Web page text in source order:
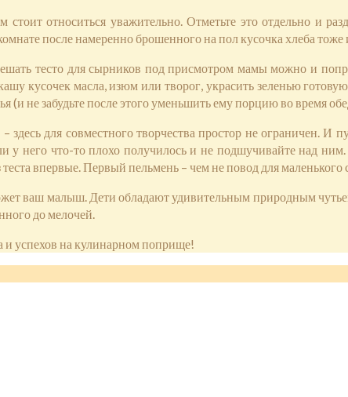
относиться уважительно. Отметьте это отдельно и
после намеренно брошенного на пол кусочка хлеба тоже
тесто для сырников под присмотром мамы можно и
кусочек масла, изюм или творог, украсить зеленью
не забудьте после этого уменьшить ему порцию во время
для совместного творчества простор не ограничен. И
у него что-то плохо получилось и не подшучивайте над
впервые. Первый пельмень – чем не повод для маленького
ваш малыш. Дети обладают удивительным природным
до мелочей.
и успехов на кулинарном поприще!